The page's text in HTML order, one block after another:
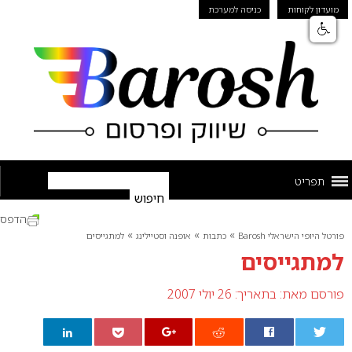
מועדון לקוחות כניסה למערכת
תפריט
פורטל היופי הישראלי Barosh » כתבות » אופנה וסטיילינג » למתגייסים
למתגייסים
פורסם מאת: בתאריך: 26 יולי 2007
הדפס